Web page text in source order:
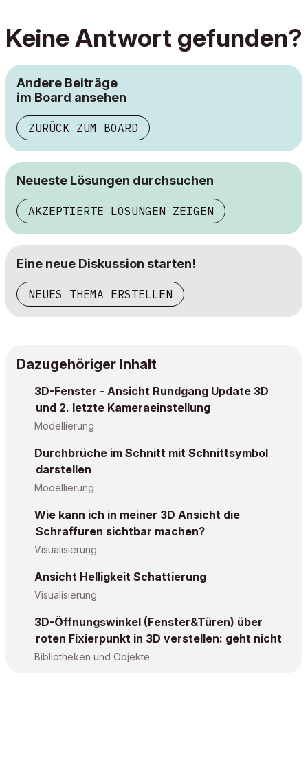
Keine Antwort gefunden?
Andere Beiträge
im Board ansehen
ZURÜCK ZUM BOARD
Neueste Lösungen durchsuchen
AKZEPTIERTE LÖSUNGEN ZEIGEN
Eine neue Diskussion starten!
NEUES THEMA ERSTELLEN
Dazugehöriger Inhalt
3D-Fenster - Ansicht Rundgang Update 3D
und 2. letzte Kameraeinstellung
Modellierung
Durchbrüche im Schnitt mit Schnittsymbol
darstellen
Modellierung
Wie kann ich in meiner 3D Ansicht die
Schraffuren sichtbar machen?
Visualisierung
Ansicht Helligkeit Schattierung
Visualisierung
3D-Öffnungswinkel (Fenster&Türen) über
roten Fixierpunkt in 3D verstellen: geht nicht
Bibliotheken und Objekte